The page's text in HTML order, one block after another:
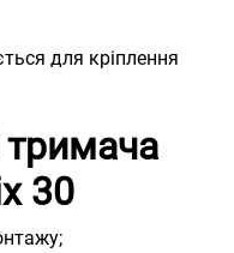
для кріплення
тримача
30